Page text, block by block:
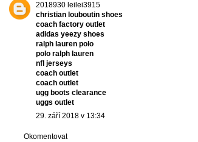
2018930 leilei3915
christian louboutin shoes
coach factory outlet
adidas yeezy shoes
ralph lauren polo
polo ralph lauren
nfl jerseys
coach outlet
coach outlet
ugg boots clearance
uggs outlet
29. září 2018 v 13:34
Okomentovat